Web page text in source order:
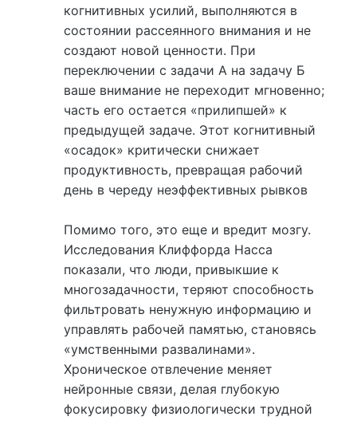
когнитивных усилий, выполняются в
состоянии рассеянного внимания и не
создают новой ценности. При
переключении с задачи А на задачу Б
ваше внимание не переходит мгновенно;
часть его остается «прилипшей» к
предыдущей задаче. Этот когнитивный
«осадок» критически снижает
продуктивность, превращая рабочий
день в череду неэффективных рывков
Помимо того, это еще и вредит мозгу.
Исследования Клиффорда Насса
показали, что люди, привыкшие к
многозадачности, теряют способность
фильтровать ненужную информацию и
управлять рабочей памятью, становясь
«умственными развалинами».
Хроническое отвлечение меняет
нейронные связи, делая глубокую
фокусировку физиологически трудной